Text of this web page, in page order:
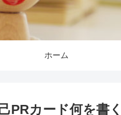
ホーム
PRカード何を書